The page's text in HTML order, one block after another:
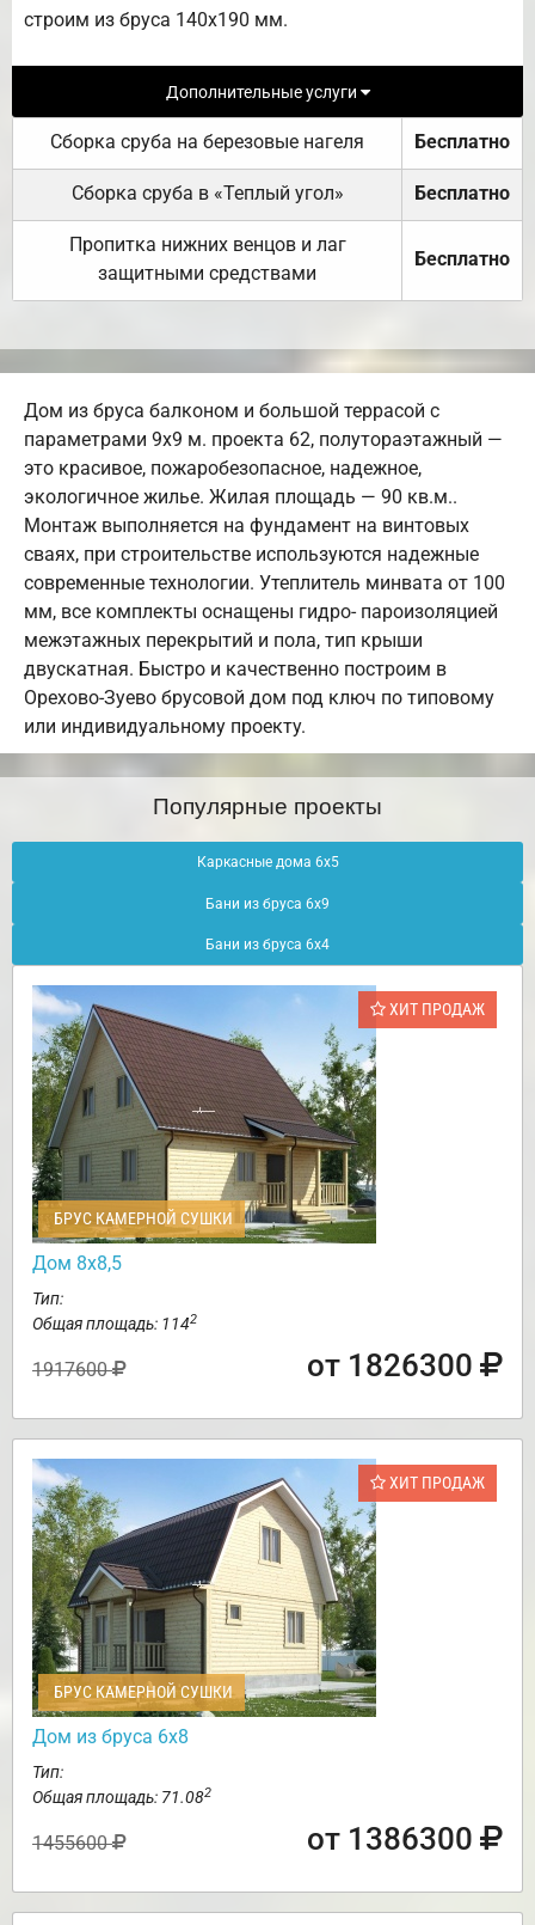
строим из бруса 140х190 мм.
Дополнительные услуги
Сборка сруба на березовые нагеля Бесплатно
Сборка сруба в «Теплый угол» Бесплатно
Пропитка нижних венцов и лаг
защитными средствами
Бесплатно
Дом из бруса балконом и большой террасой с
параметрами 9х9 м. проекта 62, полутораэтажный —
это красивое, пожаробезопасное, надежное,
экологичное жилье. Жилая площадь — 90 кв.м..
Монтаж выполняется на фундамент на винтовых
сваях, при строительстве используются надежные
современные технологии. Утеплитель минвата от 100
мм, все комплекты оснащены гидро- пароизоляцией
межэтажных перекрытий и пола, тип крыши
двускатная. Быстро и качественно построим в
Орехово-Зуево брусовой дом под ключ по типовому
или индивидуальному проекту.
Популярные проекты
Каркасные дома 6х5
Бани из бруса 6х9
Бани из бруса 6х4
ХИТ ПРОДАЖ
БРУС КАМЕРНОЙ СУШКИ
Дом 8х8,5
Тип:
Общая площадь: 1142
1917600 от 1826300
ХИТ ПРОДАЖ
БРУС КАМЕРНОЙ СУШКИ
Дом из бруса 6х8
Тип:
Общая площадь: 71.082
1455600 от 1386300